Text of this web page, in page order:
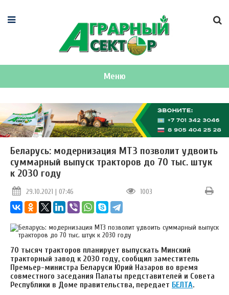
Меню
Беларусь: модернизация МТЗ позволит удвоить
суммарный выпуск тракторов до 70 тыс. штук
к 2030 году
29.10.2021 | 07:46 1003
70 тысяч тракторов планирует выпускать Минский
тракторный завод к 2030 году, сообщил заместитель
Премьер-министра Беларуси Юрий Назаров во время
совместного заседания Палаты представителей и Совета
Республики в Доме правительства, передает БЕЛТА.